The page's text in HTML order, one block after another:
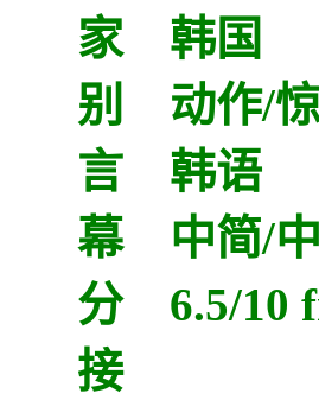
家 韩国
别 动作/惊
言 韩语
幕 中简/中
6.5/10
接